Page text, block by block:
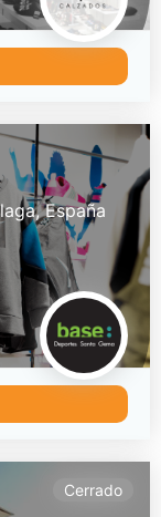
España
Cerrado